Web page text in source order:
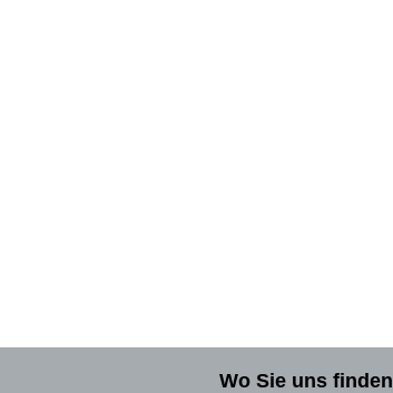
Wo Sie uns finden